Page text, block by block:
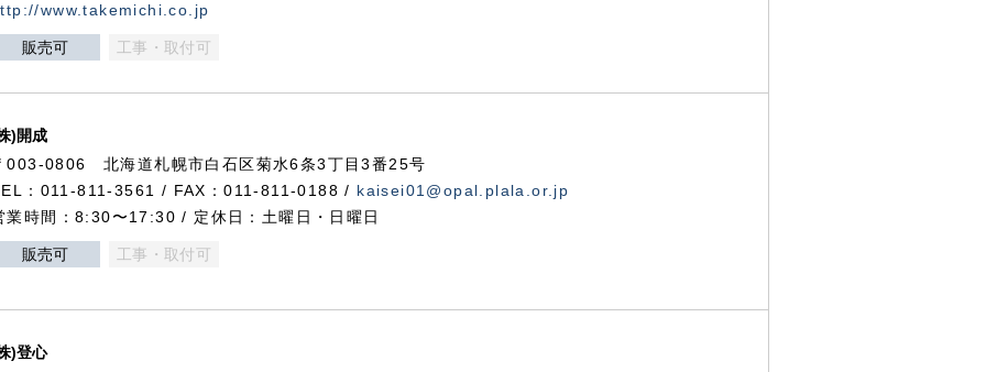
www.takemichi.co.jp
販売可 工事・取付可
)開成
003-0806 北海道札幌市白石区菊水6条3丁目3番25号
：011-811-3561 / FAX：011-811-0188 / kaisei01@opal.plala.or.jp
業時間：8:30〜17:30 / 定休日：土曜日・日曜日
販売可 工事・取付可
)登心